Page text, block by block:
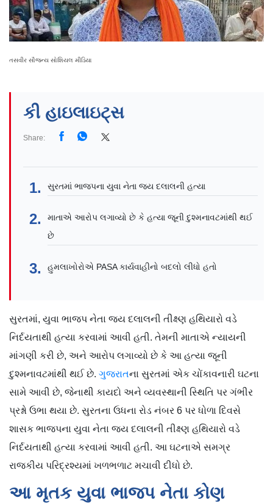
તસવીર સૌજન્ય સોશિયલ મીડિયા
કી હાઇલાઇટ્સ
Share:
સુરતમાં ભાજપના યુવા નેતા જય દલાલની હત્યા
માતાએ આરોપ લગાવ્યો છે કે હત્યા જૂની દુશ્મનાવટમાંથી થઈ
છે
હુમલાખોરોએ PASA કાર્યવાહીનો બદલો લીધો હતો
સુરતમાં, યુવા ભાજપ નેતા જય દલાલની તીક્ષ્ણ હથિયારો વડે
નિર્દયતાથી હત્યા કરવામાં આવી હતી. તેમની માતાએ ન્યાયની
માંગણી કરી છે, અને આરોપ લગાવ્યો છે કે આ હત્યા જૂની
દુશ્મનાવટમાંથી થઈ છે. ગુજરાતના સુરતમાં એક ચોંકાવનારી ઘટના
સામે આવી છે, જેનાથી કાયદો અને વ્યવસ્થાની સ્થિતિ પર ગંભીર
પ્રશ્નો ઉભા થયા છે. સુરતના ઉધના રોડ નંબર 6 પર ધોળા દિવસે
શાસક ભાજપના યુવા નેતા જય દલાલની તીક્ષ્ણ હથિયારો વડે
નિર્દયતાથી હત્યા કરવામાં આવી હતી. આ ઘટનાએ સમગ્ર
રાજકીય પરિદ્રશ્યમાં ખળભળાટ મચાવી દીધો છે.
આ મૃતક યુવા ભાજપ નેતા કોણ